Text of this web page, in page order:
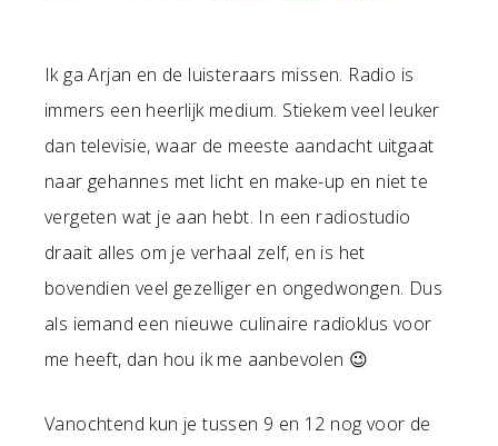
Ik ga Arjan en de luisteraars missen. Radio is
immers een heerlijk medium. Stiekem veel leuker
dan televisie, waar de meeste aandacht uitgaat
naar gehannes met licht en make-up en niet te
vergeten wat je aan hebt. In een radiostudio
draait alles om je verhaal zelf, en is het
bovendien veel gezelliger en ongedwongen. Dus
als iemand een nieuwe culinaire radioklus voor
me heeft, dan hou ik me aanbevolen 😉
Vanochtend kun je tussen 9 en 12 nog voor de